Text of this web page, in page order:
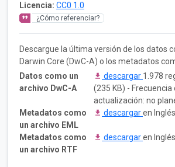
Licencia: CC0 1.0
¿Cómo referenciar?
Descargue la última versión de los datos
Darwin Core (DwC-A) o los metadatos
Datos como un
archivo DwC-A
descargar 1.978
(235 KB) - Frecuencia
actualización: no
Metadatos como
un archivo EML
descargaren
Metadatos como
un archivo RTF
descargaren